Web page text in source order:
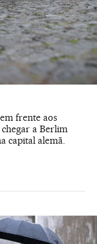
frente aos
a Berlim
capital alemã.